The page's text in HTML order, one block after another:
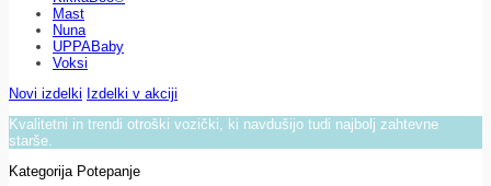
Mast
Nuna
UPPABaby
Voksi
Novi izdelki Izdelki v akciji
Kvalitetni in trendi otroški vozički, ki navdušijo tudi najbolj zahtevne
starše.
Kategorija Potepanje